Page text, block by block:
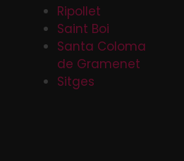
Ripollet
Saint Boi
Santa Coloma
de Gramenet
Sitges